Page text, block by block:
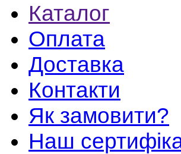
Каталог
Оплата
Доставка
Контакти
Як замовити?
Наш